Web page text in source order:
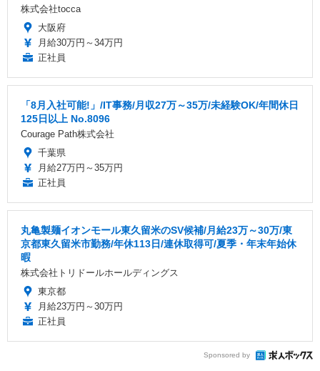
株式会社tocca
大阪府
月給30万円～34万円
正社員
「8月入社可能!」/IT事務/月収27万～35万/未経験OK/年間休日
125日以上 No.8096
Courage Path株式会社
千葉県
月給27万円～35万円
正社員
丸亀製麺イオンモール東久留米のSV候補/月給23万～30万/東
京都東久留米市勤務/年休113日/連休取得可/夏季・年末年始休
暇
株式会社トリドールホールディングス
東京都
月給23万円～30万円
正社員
Sponsored by